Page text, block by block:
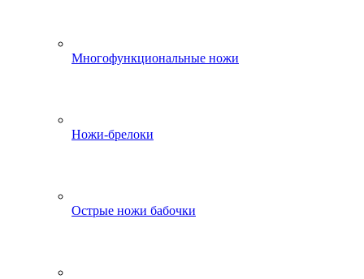
Многофункциональные ножи
Ножи-брелоки
Острые ножи бабочки